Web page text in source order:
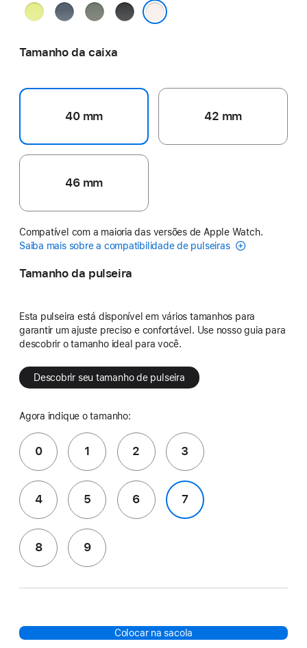
Amarelo-
Azul-
Cinza-Preto
Tamanho da caixa
40 mm 42 mm
46 mm
Compatível com a maioria das versões de Apple Watch.
Saiba mais sobre a compatibilidade de pulseiras
Tamanho da pulseira
Esta pulseira está disponível em vários tamanhos para
garantir um ajuste preciso e confortável. Use nosso guia para
descobrir o tamanho ideal para você.
Descobrir seu tamanho de pulseira
Agora indique o tamanho:
0 1 2 3
4 5 6 7
8 9
Colocar na sacola